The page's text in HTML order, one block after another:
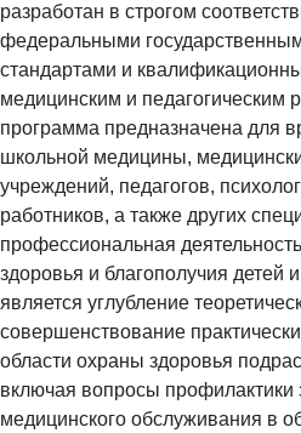
разработан в строгом
федеральными
стандартами и
медицинским и педагогическим
программа предназначена для
школьной медицины,
учреждений, педагогов,
работников, а также других
профессиональная
здоровья и благополучия детей
является углубление
совершенствование
области охраны здоровья
включая вопросы профилактики
медицинского обслуживания в